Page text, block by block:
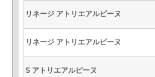
リネージ アトリエアルピーヌ
リネージ アトリエアルピーヌ
S アトリエアルピーヌ